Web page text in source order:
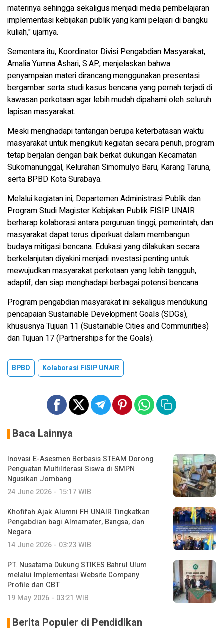
materinya sehingga sekaligus menjadi media pembelajaran
implementasi kebijakan publik yang kami pelajari di bangku
kuliah," ujarnya.
Sementara itu, Koordinator Divisi Pengabdian Masyarakat,
Amalia Yumna Ashari, S.AP., menjelaskan bahwa
penyampaian materi dirancang menggunakan presentasi
bergambar serta studi kasus bencana yang pernah terjadi di
kawasan perkotaan agar lebih mudah dipahami oleh seluruh
lapisan masyarakat.
Meski menghadapi tantangan berupa keterbatasan waktu
masyarakat untuk mengikuti kegiatan secara penuh, program
tetap berjalan dengan baik berkat dukungan Kecamatan
Sukomanunggal, Kelurahan Simomulyo Baru, Karang Taruna,
serta BPBD Kota Surabaya.
Melalui kegiatan ini, Departemen Administrasi Publik dan
Program Studi Magister Kebijakan Publik FISIP UNAIR
berharap kolaborasi antara perguruan tinggi, pemerintah, dan
masyarakat dapat terus diperkuat dalam membangun
budaya mitigasi bencana. Edukasi yang dilakukan secara
berkelanjutan diyakini menjadi investasi penting untuk
mewujudkan masyarakat perkotaan yang lebih tangguh,
adaptif, dan siap menghadapi berbagai potensi bencana.
Program pengabdian masyarakat ini sekaligus mendukung
pencapaian Sustainable Development Goals (SDGs),
khususnya Tujuan 11 (Sustainable Cities and Communities)
dan Tujuan 17 (Partnerships for the Goals).
BPBD Kolaborasi FISIP UNAIR
Baca Lainnya
Inovasi E-Asesmen Berbasis STEAM Dorong
Penguatan Multiliterasi Siswa di SMPN
Ngusikan Jombang
24 June 2026 - 15:17 WIB
Khofifah Ajak Alumni FH UNAIR Tingkatkan
Pengabdian bagi Almamater, Bangsa, dan
Negara
14 June 2026 - 03:23 WIB
PT. Nusatama Dukung STIKES Bahrul Ulum
melalui Implementasi Website Company
Profile dan CBT
19 May 2026 - 03:21 WIB
Berita Populer di Pendidikan